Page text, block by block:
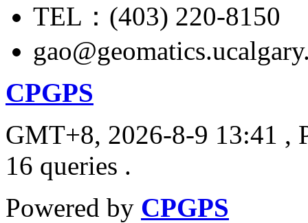
TEL：(403) 220-8150
CPGPS
GMT+8, 2026-8-9 13:41 ,
16 queries .
Powered by CPGPS